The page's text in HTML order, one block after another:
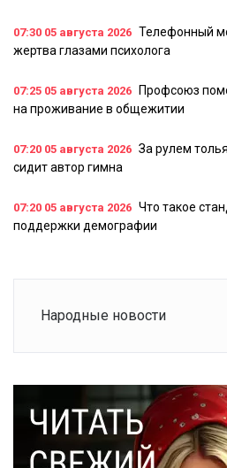
07:30 05 августа 2026 Телефонный
жертва глазами психолога
07:25 05 августа 2026
Профсоюз
на проживание в общежитии
07:20 05 августа 2026 За рулем
сидит автор гимна
07:20 05 августа 2026 Что такое
поддержки демографии
Народные новости